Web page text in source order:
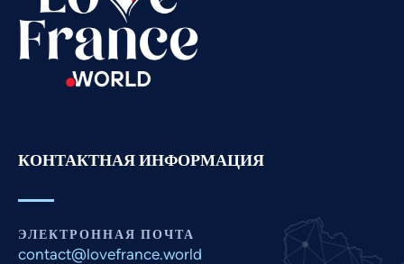
КОНТАКТНАЯ ИНФОРМАЦИЯ
ЭЛЕКТРОННАЯ ПОЧТА
contact@lovefrance.world Malay
Marathi